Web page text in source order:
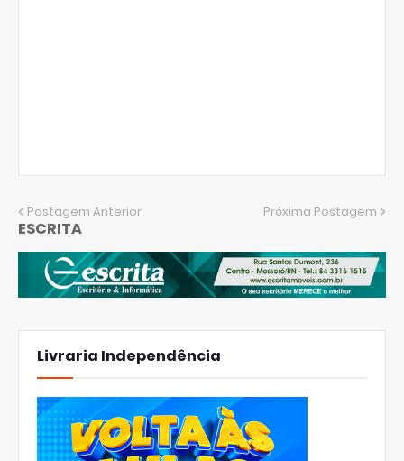
Postagem Anterior Próxima Postagem
ESCRITA
Livraria Independência